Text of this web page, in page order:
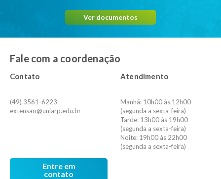
Ver documentos
Fale com a coordenação
Contato
(49) 3561-6223
extensao@uniarp.edu.br
Atendimento
Manhã: 10h00 às 12h00
(segunda a sexta-feira)
Tarde: 13h00 às 19h00
(segunda a sexta-feira)
Noite: 19h00 às 22h00
(segunda a sexta-feira)
Entre em
contato